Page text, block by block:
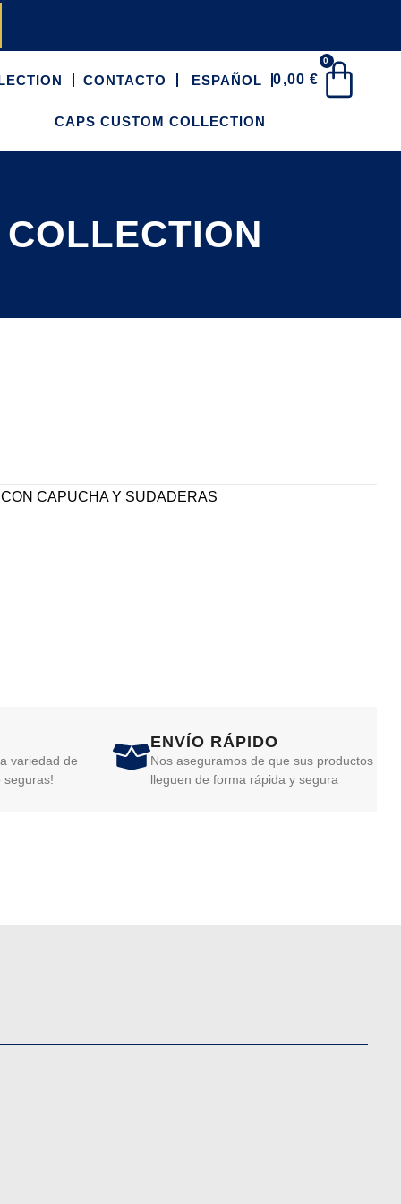
CONTACTO ESPAÑOL
CAPS CUSTOM COLLECTION
0,00€
0
CAPUCHA Y SUDADERAS
variedad de
seguras!
ENVÍO RÁPIDO
Nos aseguramos de que sus productos
lleguen de forma rápida y segura